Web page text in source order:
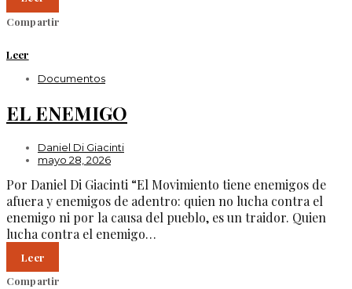
Compartir
Leer
Documentos
EL ENEMIGO
Daniel Di Giacinti
mayo 28, 2026
Por Daniel Di Giacinti “El Movimiento tiene enemigos de
afuera y enemigos de adentro: quien no lucha contra el
enemigo ni por la causa del pueblo, es un traidor. Quien
lucha contra el enemigo…
Leer
Compartir